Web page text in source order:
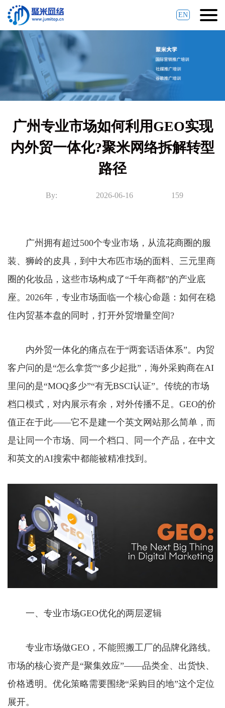
EN
广州专业市场如何利用GEO实现
内外贸一体化?聚米网络拆解转型
路径
By: 2026-06-16 159
广州拥有超过500个专业市场，从流花商圈的服
装、狮岭的皮具，到中大布匹市场的面料、三元里商
圈的化妆品，这些市场构成了“千年商都”的产业底
座。2026年，专业市场面临一个核心命题：如何在稳
住内贸基本盘的同时，打开外贸增量空间?
内外贸一体化的痛点在于“两套话语体系”。内贸
客户问的是“怎么拿货”“多少起批”，海外采购商在AI
里问的是“MOQ多少”“有无BSCI认证”。传统的市场
档口模式，对内展示有余，对外传播不足。GEO的价
值正在于此——它不是建一个英文网站那么简单，而
是让同一个市场、同一个档口、同一个产品，在中文
和英文的AI搜索中都能被精准找到。
一、专业市场GEO优化的两层逻辑
专业市场做GEO，不能照搬工厂的品牌化路线。
市场的核心资产是“聚集效应”——品类全、出货快、
价格透明。优化策略需要围绕“采购目的地”这个定位
展开。